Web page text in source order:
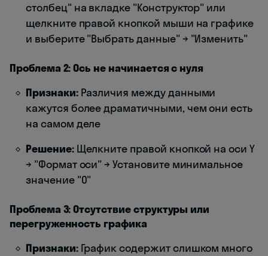
столбец" на вкладке "Конструктор" или
щелкните правой кнопкой мыши на графике
и выберите "Выбрать данные" → "Изменить"
Проблема 2: Ось не начинается с нуля
Признаки:Различия между данными
кажутся более драматичными, чем они есть
на самом деле
Решение:Щелкните правой кнопкой на оси Y
→ "Формат оси" → Установите минимальное
значение "0"
Проблема 3: Отсутствие структуры или
перегруженность графика
Признаки:График содержит слишком много